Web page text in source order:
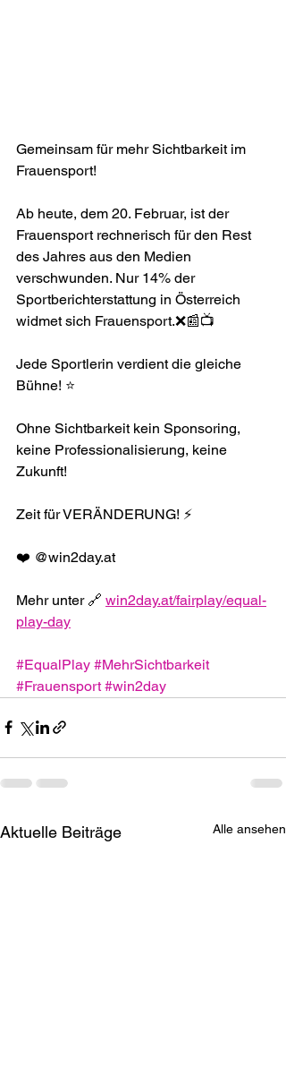
Gemeinsam für mehr Sichtbarkeit im
Frauensport!
Ab heute, dem 20. Februar, ist der
Frauensport rechnerisch für den Rest
des Jahres aus den Medien
verschwunden. Nur 14% der
Sportberichterstattung in Österreich
widmet sich Frauensport.❌📰📺
Jede Sportlerin verdient die gleiche
Bühne! ⭐️
Ohne Sichtbarkeit kein Sponsoring,
keine Professionalisierung, keine
Zukunft!
Zeit für VERÄNDERUNG! ⚡️
❤️ @win2day.at
Mehr unter 🔗 win2day.at/fairplay/equal-
play-day
#EqualPlay #MehrSichtbarkeit
#Frauensport #win2day
Aktuelle Beiträge Alle ansehen